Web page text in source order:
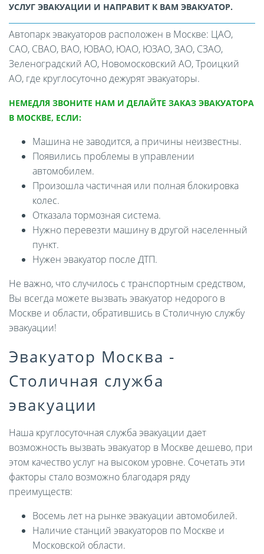
УСЛУГ ЭВАКУАЦИИ И НАПРАВИТ К ВАМ ЭВАКУАТОР.
Автопарк эвакуаторов расположен в Москве: ЦАО,
САО, СВАО, ВАО, ЮВАО, ЮАО, ЮЗАО, ЗАО, СЗАО,
Зеленоградский АО, Новомосковский АО, Троицкий
АО, где круглосуточно дежурят эвакуаторы.
НЕМЕДЛЯ ЗВОНИТЕ НАМ И ДЕЛАЙТЕ ЗАКАЗ ЭВАКУАТОРА
В МОСКВЕ, ЕСЛИ:
Машина не заводится, а причины неизвестны.
Появились проблемы в управлении
автомобилем.
Произошла частичная или полная блокировка
колес.
Отказала тормозная система.
Нужно перевезти машину в другой населенный
пункт.
Нужен эвакуатор после ДТП.
Не важно, что случилось с транспортным средством,
Вы всегда можете вызвать эвакуатор недорого в
Москве и области, обратившись в Столичную службу
эвакуации!
Эвакуатор Москва -
Столичная служба
эвакуации
Наша круглосуточная служба эвакуации дает
возможность вызвать эвакуатор в Москве дешево, при
этом качество услуг на высоком уровне. Сочетать эти
факторы стало возможно благодаря ряду
преимуществ:
Восемь лет на рынке эвакуации автомобилей.
Наличие станций эвакуаторов по Москве и
Московской области.